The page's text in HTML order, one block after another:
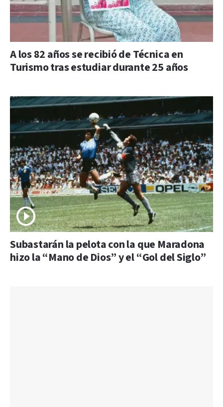
A los 82 años se recibió de Técnica en
Turismo tras estudiar durante 25 años
Subastarán la pelota con la que Maradona
hizo la “Mano de Dios” y el “Gol del Siglo”